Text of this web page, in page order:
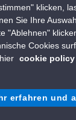
um in
für alle, die
, die
klicken,
Sie Ihre
"Ablehnen"
Cookies
cookie policy
erfahren und